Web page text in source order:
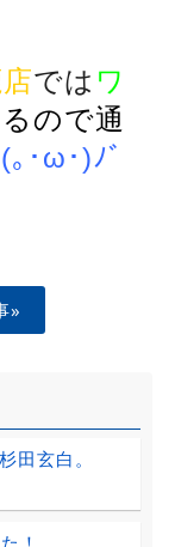
では ワ
ので通
(｡･ω･)ﾉﾞ
»
田玄白。